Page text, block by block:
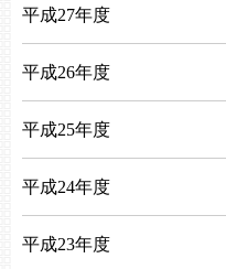
平成27年度
平成26年度
平成25年度
平成24年度
平成23年度